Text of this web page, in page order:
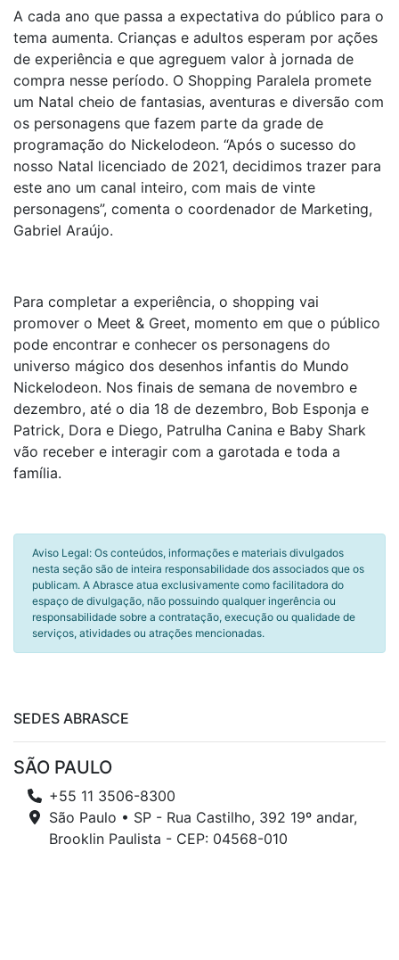
A cada ano que passa a expectativa do público para o
tema aumenta. Crianças e adultos esperam por ações
de experiência e que agreguem valor à jornada de
compra nesse período. O Shopping Paralela promete
um Natal cheio de fantasias, aventuras e diversão com
os personagens que fazem parte da grade de
programação do Nickelodeon. “Após o sucesso do
nosso Natal licenciado de 2021, decidimos trazer para
este ano um canal inteiro, com mais de vinte
personagens”, comenta o coordenador de Marketing,
Gabriel Araújo.
Para completar a experiência, o shopping vai
promover o Meet & Greet, momento em que o público
pode encontrar e conhecer os personagens do
universo mágico dos desenhos infantis do Mundo
Nickelodeon. Nos finais de semana de novembro e
dezembro, até o dia 18 de dezembro, Bob Esponja e
Patrick, Dora e Diego, Patrulha Canina e Baby Shark
vão receber e interagir com a garotada e toda a
família.
Aviso Legal: Os conteúdos, informações e materiais divulgados
nesta seção são de inteira responsabilidade dos associados que os
publicam. A Abrasce atua exclusivamente como facilitadora do
espaço de divulgação, não possuindo qualquer ingerência ou
responsabilidade sobre a contratação, execução ou qualidade de
serviços, atividades ou atrações mencionadas.
SEDES ABRASCE
SÃO PAULO
+55 11 3506-8300
São Paulo • SP - Rua Castilho, 392 19º andar,
Brooklin Paulista - CEP: 04568-010